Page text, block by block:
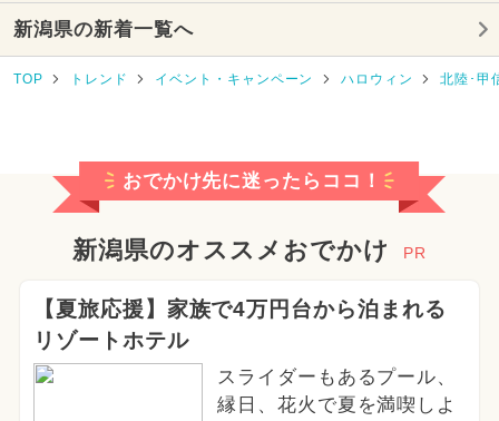
2024年7月のイベント
2026年1月のイベント
2024年4月のイベント
2024年8月のイベント
2025年2月のイベント 花火
2026年5月のイベント
2024年11月のイベント
新潟県の新着一覧へ
TOP トレンド イベント・キャンペーン ハロウィン 北陸･甲
おでかけ先に迷ったらココ！
新潟県のオススメおでかけ PR
【夏旅応援】家族で4万円台から泊まれる
リゾートホテル
スライダーもあるプール、
縁日、花火で夏を満喫しよ